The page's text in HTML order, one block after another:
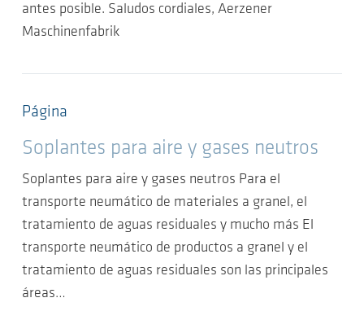
antes posible. Saludos cordiales, Aerzener
Maschinenfabrik
Página
Soplantes para aire y gases neutros
Soplantes para aire y gases neutros Para el
transporte neumático de materiales a granel, el
tratamiento de aguas residuales y mucho más El
transporte neumático de productos a granel y el
tratamiento de aguas residuales son las principales
áreas…